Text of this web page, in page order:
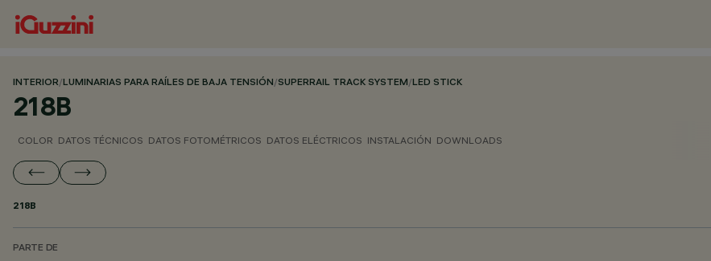
INTERIOR/LUMINARIAS PARA RAÍLES DE BAJA TENSIÓN/SUPERRAIL TRACK SYSTEM/LED STICK
218B
COLOR DATOS TÉCNICOS DATOS FOTOMÉTRICOS DATOS ELÉCTRICOS INSTALACIÓN DOWNLOADS
218B
PARTE DE